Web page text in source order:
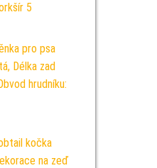
5
pro psa
Délka zad
hrudníku:
kočka
na zeď